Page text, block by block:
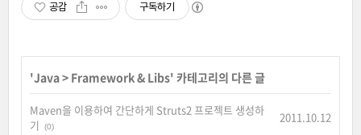
공감 구독하기
'Java> Framework & Libs' 카테고리의 다른 글
Maven을 이용하여 간단하게 Struts2 프로젝트 생성하
기
(0)
2011.10.12